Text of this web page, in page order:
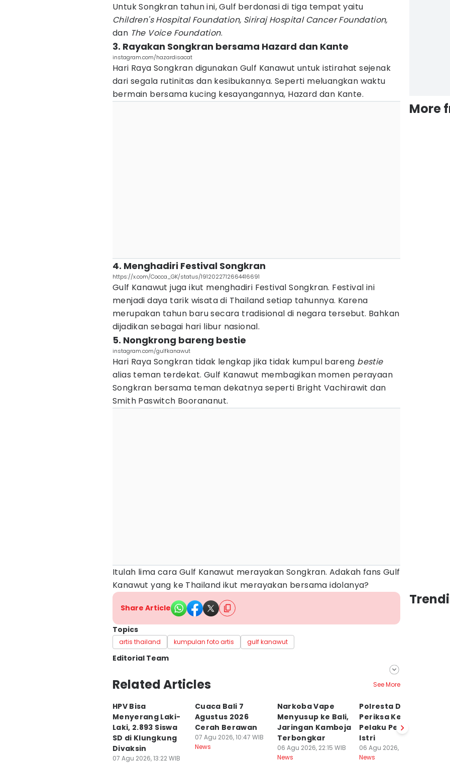
Untuk Songkran tahun ini, Gulf berdonasi di tiga tempat yaitu
Children's Hospital Foundation, Siriraj Hospital Cancer Foundation,
dan The Voice Foundation.
3. Rayakan Songkran bersama Hazard dan Kante
instagram.com/hazardisacat
Hari Raya Songkran digunakan Gulf Kanawut untuk istirahat sejenak
dari segala rutinitas dan kesibukannya. Seperti meluangkan waktu
bermain bersama kucing kesayangannya, Hazard dan Kante.
4. Menghadiri Festival Songkran
https://x.com/Cocca_GK/status/1912022712664416691
Gulf Kanawut juga ikut menghadiri Festival Songkran. Festival ini
menjadi daya tarik wisata di Thailand setiap tahunnya. Karena
merupakan tahun baru secara tradisional di negara tersebut. Bahkan
dijadikan sebagai hari libur nasional.
5. Nongkrong bareng bestie
instagram.com/gulfkanawut
Hari Raya Songkran tidak lengkap jika tidak kumpul bareng bestie
alias teman terdekat. Gulf Kanawut membagikan momen perayaan
Songkran bersama teman dekatnya seperti Bright Vachirawit dan
Smith Paswitch Boorananut.
Itulah lima cara Gulf Kanawut merayakan Songkran. Adakah fans Gulf
Kanawut yang ke Thailand ikut merayakan bersama idolanya?
Share Article
Topics
artis thailand kumpulan foto artis gulf kanawut
Editorial Team
Editor
Irma Yudistirani
Editor
Ni Ketut Wira Sanjiwani
Related Articles See More
HPV Bisa
Menyerang Laki-
Laki, 2.893 Siswa
SD di Klungkung
Divaksin
07 Agu 2026, 13:22 WIB
Cuaca Bali 7
Agustus 2026
Cerah Berawan
07 Agu 2026, 10:47 WIB
News
Narkoba Vape
Menyusup ke Bali,
Jaringan Kamboja
Terbongkar
06 Agu 2026, 22:15 WIB
News
Polresta Denpasar
Periksa Kejiwaan
Pelaku Penusukan
Istri
06 Agu 2026, 21:57 WIB
News
More